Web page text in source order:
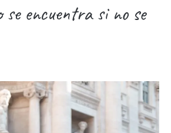
se encuentra si no se